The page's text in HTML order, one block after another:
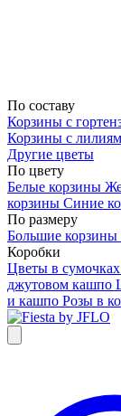
По составу
Корзины с
Корзины с
Другие цветы
По цвету
Белые корзины
корзины Синие
По размеру
Большие корзины
Коробки
Цветы в сумочках
джутовом кашпо
и кашпо Розы в